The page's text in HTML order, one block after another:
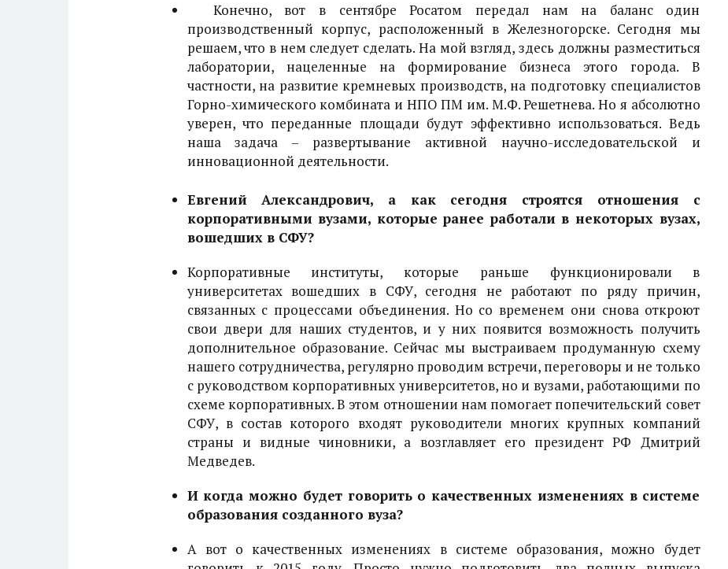
Конечно, вот в сентябре Росатом передал нам на баланс один
производственный корпус, расположенный в Железногорске. Сегодня мы
решаем, что в нем следует сделать. На мой взгляд, здесь должны разместиться
лаборатории, нацеленные на формирование бизнеса этого города. В
частности, на развитие кремневых производств, на подготовку специалистов
Горно-химического комбината и НПО ПМ им. М.Ф. Решетнева. Но я абсолютно
уверен, что переданные площади будут эффективно использоваться. Ведь
наша задача – развертывание активной научно-исследовательской и
инновационной деятельности.
Евгений Александрович, а как сегодня строятся отношения с
корпоративными вузами, которые ранее работали в некоторых вузах,
вошедших в СФУ?
Корпоративные институты, которые раньше функционировали в
университетах вошедших в СФУ, сегодня не работают по ряду причин,
связанных с процессами объединения. Но со временем они снова откроют
свои двери для наших студентов, и у них появится возможность получить
дополнительное образование. Сейчас мы выстраиваем продуманную схему
нашего сотрудничества, регулярно проводим встречи, переговоры и не только
с руководством корпоративных университетов, но и вузами, работающими по
схеме корпоративных. В этом отношении нам помогает попечительский совет
СФУ, в состав которого входят руководители многих крупных компаний
страны и видные чиновники, а возглавляет его президент РФ Дмитрий
Медведев.
И когда можно будет говорить о качественных изменениях в системе
образования созданного вуза?
А вот о качественных изменениях в системе образования, можно будет